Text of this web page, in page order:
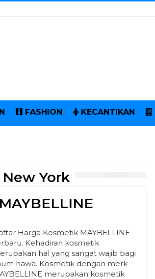
FASHION KECANTIKAN
York
Harga Kosmetik MAYBELLINE
Kehadiran kosmetik
hal yang sangat wajib bagi
hawa. Kosmetik dengan merk
merupakan kosmetik